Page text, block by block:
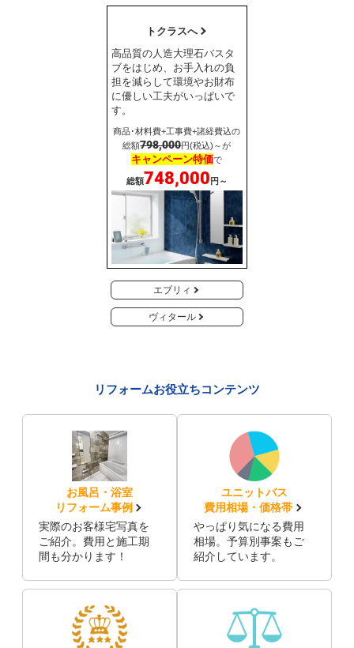
トクラスへ
高品質の人造大理石バスタ
ブをはじめ、お手入れの負
担を減らして環境やお財布
に優しい工夫がいっぱいで
す。
商品･材料費+工事費+諸経費込の
総額798,000円(税込)～が
キャンペーン特価で
総額748,000 円～
エブリィ
ヴィタール
リフォームお役立ちコンテンツ
お風呂・浴室
リフォーム事例
実際のお客様宅写真を
ご紹介。費用と施工期
間も分かります！
ユニットバス
費用相場・価格帯
やっぱり気になる費用
相場。予算別事案もご
紹介しています。